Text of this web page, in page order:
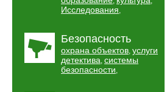
Исследования,
Безопасность
охрана объектов, услуги
детектива, системы
безопасности,